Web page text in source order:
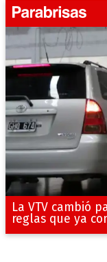
La VTV cambió
reglas que ya